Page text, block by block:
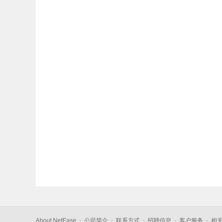
About NetEase - 公司简介 - 联系方式 - 招聘信息 - 客户服务 - 相